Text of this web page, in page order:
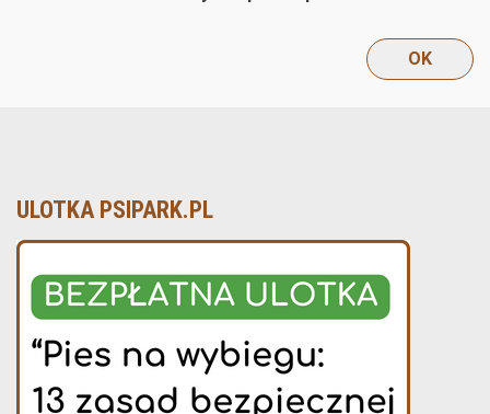
ULOTKA PSIPARK.PL